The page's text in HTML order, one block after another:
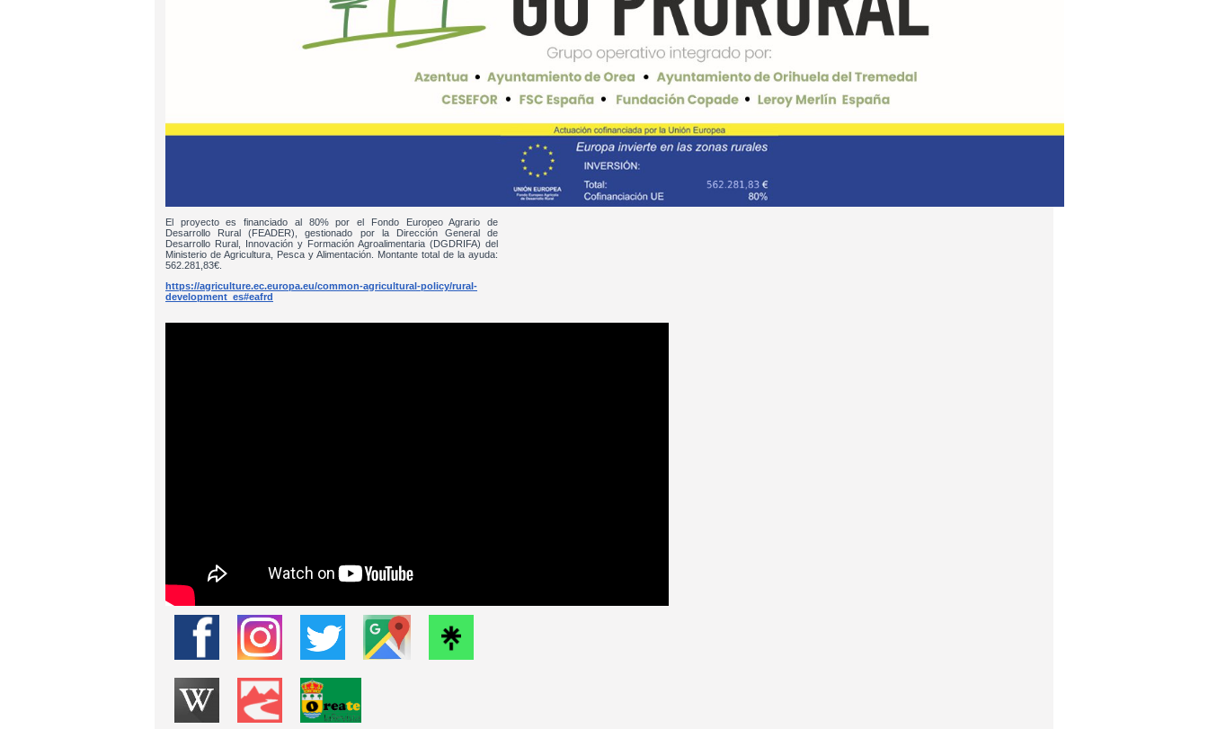
El proyecto es financiado al 80% por el Fondo Europeo Agrario de
Desarrollo Rural (FEADER), gestionado por la Dirección General de
Desarrollo Rural, Innovación y Formación Agroalimentaria (DGDRIFA) del
Ministerio de Agricultura, Pesca y Alimentación. Montante total de la ayuda:
562.281,83€.
https://agriculture.ec.europa.eu/common-agricultural-policy/rural-
development_es#eafrd